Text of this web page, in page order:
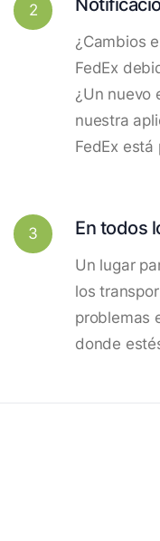
2
¿Cambios
FedEx
¿Un nuevo
nuestra
FedEx está
3 En todos
Un lugar
los
problemas
donde